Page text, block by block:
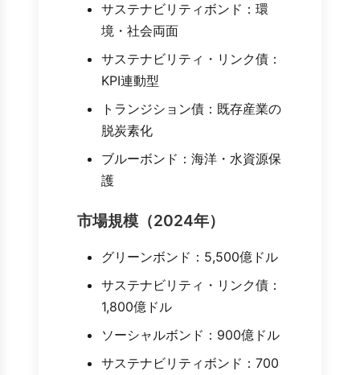
サステナビリティボンド：環
境・社会両面
サステナビリティ・リンク債：
KPI連動型
トランジション債：既存産業の
脱炭素化
ブルーボンド：海洋・水資源保
護
市場規模（2024年）
グリーンボンド：5,500億ドル
サステナビリティ・リンク債：
1,800億ドル
ソーシャルボンド：900億ドル
サステナビリティボンド：700